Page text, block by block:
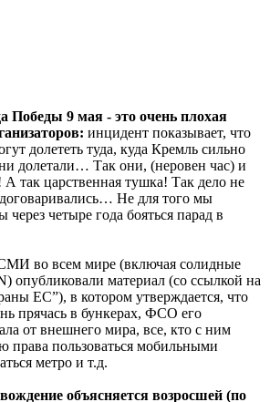
Победы 9 мая - это очень плохая
инцидент показывает, что
долететь туда, куда Кремль сильно
долетали… Так они, (неровен час) и
А так царственная тушка! Так дело не
Не для того мы
четыре года бояться парад в
во всем мире (включая солидные
опубликовали материал (со ссылкой на
ЕС”), в котором утверждается, что
прячась в бункерах, ФСО его
от внешнего мира, все, кто с ним
права пользоваться мобильными
метро и т.д.
объясняется возросшей (по